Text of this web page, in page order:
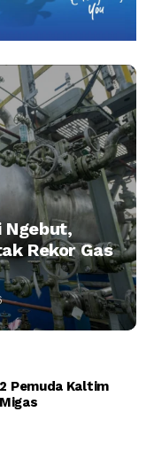
Ngebut,
Rekor Gas
Pemuda Kaltim